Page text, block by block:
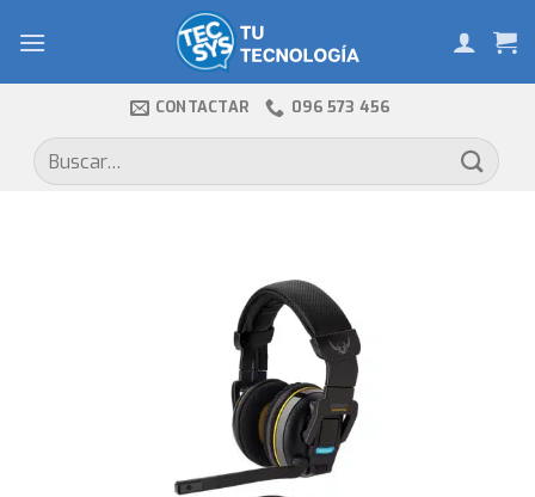
CONTACTAR 096 573 456
Buscar
por: